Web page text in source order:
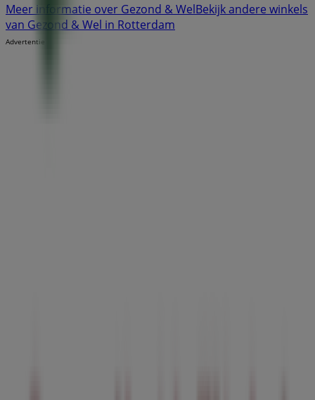
Meer informatie over Gezond & WelBekijk andere winkels
van Gezond & Wel in Rotterdam
Advertentie